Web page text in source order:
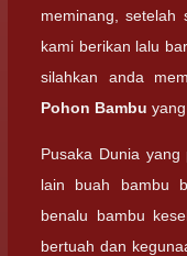
meminang, setelah
kami berikan lalu
silahkan anda
Pohon Bambu
Pusaka Dunia
lain buah bambu
benalu bambu
bertuah dan